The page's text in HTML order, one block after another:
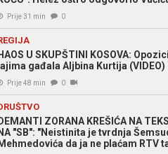
Prije 31 min 0
U SKUPŠTINI KOSOVA:
gađala Aljbina Kurtija (VIDEO)
Prije 48 min 0
ZORANA KREŠIĆA NA
"SB": "Neistinita je tvrdnja
da ja ne plaćam RTV